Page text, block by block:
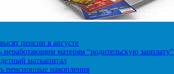
пенсии в августе
матерям “родительскую зарплату”
маткапитал
пенсионные накопления